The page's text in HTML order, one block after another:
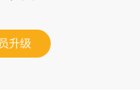
升级